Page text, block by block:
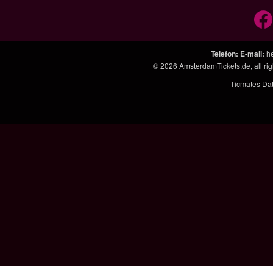
Telefon: E-mail:
© 2026 AmsterdamTickets.de, all
Ticmates